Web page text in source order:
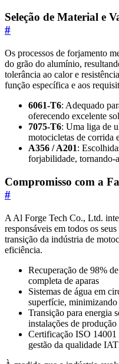
Seleção de Material e
#
Os processos de forjamento
do grão do alumínio,
tolerância ao calor e
função específica e aos
6061-T6: Adequado
oferecendo excelente
7075-T6: Uma liga de
motocicletas de corrida
A356 / A201:
forjabilidade, tornando-
Compromisso com a
#
A Al Forge Tech Co., Ltd.
responsáveis em todos os
transição da indústria de
eficiência.
Recuperação de 98%
completa de aparas
Sistemas de água em
superfície, minimizando
Transição para energia
instalações de produção
Certificação ISO 14001
gestão da qualidade